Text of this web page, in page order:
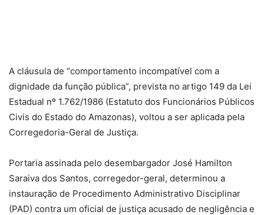
A cláusula de “comportamento incompatível com a
dignidade da função pública”, prevista no artigo 149 da Lei
Estadual nº 1.762/1986 (Estatuto dos Funcionários Públicos
Civis do Estado do Amazonas), voltou a ser aplicada pela
Corregedoria-Geral de Justiça.
Portaria assinada pelo desembargador José Hamilton
Saraiva dos Santos, corregedor-geral, determinou a
instauração de Procedimento Administrativo Disciplinar
(PAD) contra um oficial de justiça acusado de negligência e